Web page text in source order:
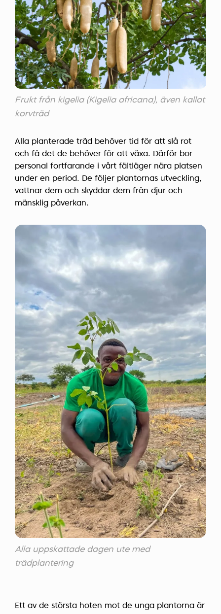
Frukt från kigelia (Kigelia africana), även kallat
korvträd
Alla planterade träd behöver tid för att slå rot
och få det de behöver för att växa. Därför bor
personal fortfarande i vårt fältläger nära platsen
under en period. De följer plantornas utveckling,
vattnar dem och skyddar dem från djur och
mänsklig påverkan.
Alla uppskattade dagen ute med
trädplantering
Ett av de största hoten mot de unga plantorna är